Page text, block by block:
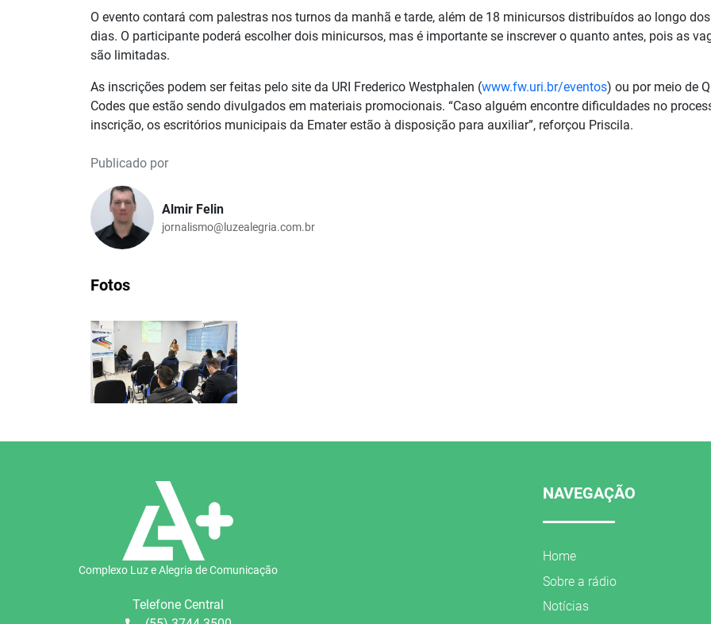
O evento contará com palestras nos turnos da manhã e tarde, além de 18 minicursos distribuídos ao longo
dias. O participante poderá escolher dois minicursos, mas é importante se inscrever o quanto antes, pois as
são limitadas.
As inscrições podem ser feitas pelo site da URI Frederico Westphalen (www.fw.uri.br/eventos) ou por meio de
Codes que estão sendo divulgados em materiais promocionais. “Caso alguém encontre dificuldades no
inscrição, os escritórios municipais da Emater estão à disposição para auxiliar”, reforçou Priscila.
Publicado por
Almir Felin
jornalismo@luzealegria.com.br
Fotos
Complexo Luz e Alegria de Comunicação
Telefone Central
NAVEGAÇÃO
Home
Sobre a rádio
Notícias